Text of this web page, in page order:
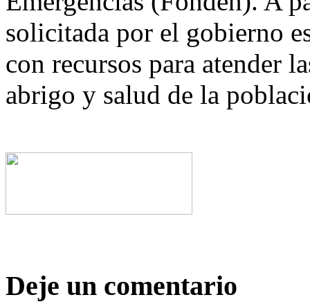
solicitada por el gobierno
con recursos para atender
abrigo y salud de la
Deje un comentario